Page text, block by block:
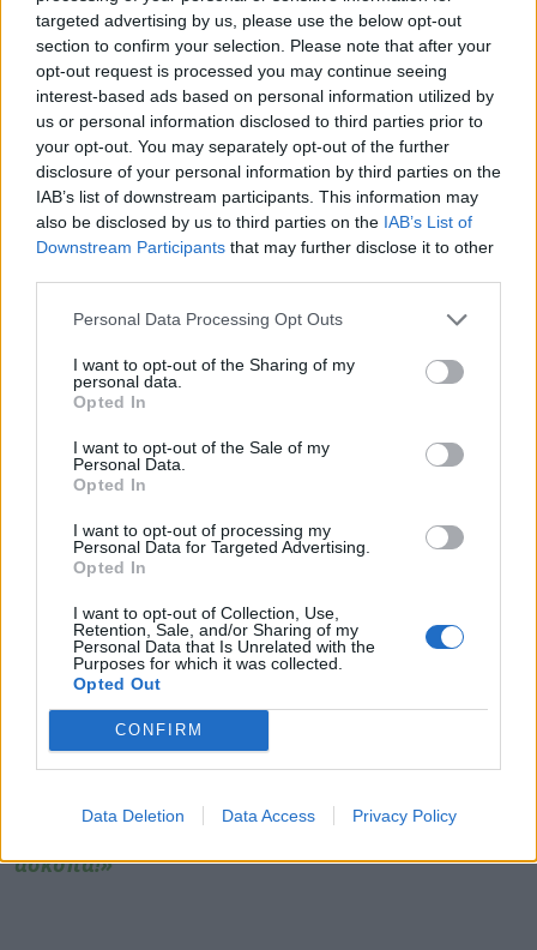
targeted advertising by us, please use the below opt-out
section to confirm your selection. Please note that after your
opt-out request is processed you may continue seeing
interest-based ads based on personal information utilized by
us or personal information disclosed to third parties prior to
your opt-out. You may separately opt-out of the further
disclosure of your personal information by third parties on the
IAB’s list of downstream participants. This information may
also be disclosed by us to third parties on the IAB’s List of
Downstream Participants that may further disclose it to other
Personal Data Processing Opt Outs
I want to opt-out of the Sharing of my
personal data.
Opted In
I want to opt-out of the Sale of my
Personal Data.
Opted In
I want to opt-out of processing my
Personal Data for Targeted Advertising.
Opted In
I want to opt-out of Collection, Use,
Retention, Sale, and/or Sharing of my
Personal Data that Is Unrelated with the
Purposes for which it was collected.
Opted Out
CONFIRM
Data Deletion Data Access Privacy Policy
στέλεχος. Αυτό θα μπορούσε να σημαίνει ότι εάν
το κύκλωμα αυτό είναι υπερδραστήριο σε ένα
άτομο, μπορεί να αισθάνεται μεγαλύτερη
ικανοποίηση τρώγοντας ή λαχταρώντας φαγητό
όταν δεν πεινάει. Αντίθετα, εάν αυτό το κύκλωμα
δεν είναι αρκετά ενεργό, είναι πιθανό να
αποκομίζει λιγότερη ευχαρίστηση από το
φαγητό, κάτι που θα συνέβαλε ενδεχομένως
στην ανορεξία.
Εάν εντοπιστεί και στους ανθρώπους, το
συγκεκριμένο κύκλωμα αναζήτησης τροφής θα
μπορούσε, πιθανότατα, να αποτελέσει στόχο
θεραπείας για ορισμένα είδη διατροφικών
διαταραχών, εκτιμούν οι ερευνητές.
Φωτογραφία:
ΔΙΑΒΑΣΤΕ ΕΠΙΣΗΣ:
Έμβολια COVID: Τι δείχνει η μεγαλύτερη μέχρι
τώρα ανάλυση για τις ανεπιθύμητες ενέργειές
Αγωγή κατά Facebook, Instagram και άλλων
social media από σχολικά συμβούλια στον
Καναδά: Καταστρέφουν τους μαθητές!
Ιατρικός Σύλλογος Πειραιά για «αφρικανική
σκόνη»: «Φορέστε μάσκες και μη μετακινείστε
άσκοπα!»